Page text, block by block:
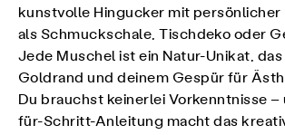
kunstvolle Hingucker mit persönlicher
als Schmuckschale, Tischdeko oder
Jede Muschel ist ein Natur-Unikat,
Goldrand und deinem Gespür für
Du brauchst keinerlei Vorkenntnisse
für-Schritt-Anleitung macht das